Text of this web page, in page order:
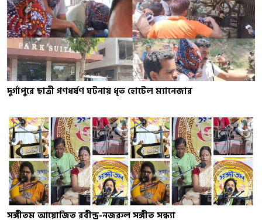
দুর্গাপুরে ছাত্রী গণধর্ষণ ঘটনায় ধৃত হোটেল ম্যানেজার
সঙ্গীতম আয়োজিত রবীন্দ্র-নজরুল সঙ্গীত সন্ধ্যা